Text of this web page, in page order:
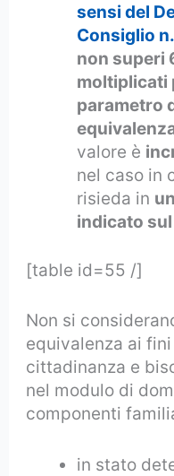
sensi del
Consiglio
non superi
moltiplicati
parametro
valore è
nel caso in
risieda in
indicato
[table id=55 /]
Non si
equivalenza ai
cittadinanza e
nel modulo di
componenti
in stato